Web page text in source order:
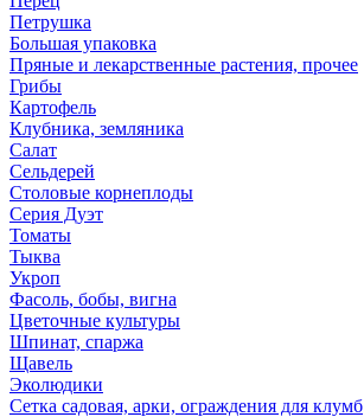
Петрушка
Большая упаковка
Пряные и лекарственные растения, прочее
Грибы
Картофель
Клубника, земляника
Салат
Сельдерей
Столовые корнеплоды
Серия Дуэт
Томаты
Тыква
Укроп
Фасоль, бобы, вигна
Цветочные культуры
Шпинат, спаржа
Щавель
Эколюдики
Сетка садовая, арки, ограждения для клумб